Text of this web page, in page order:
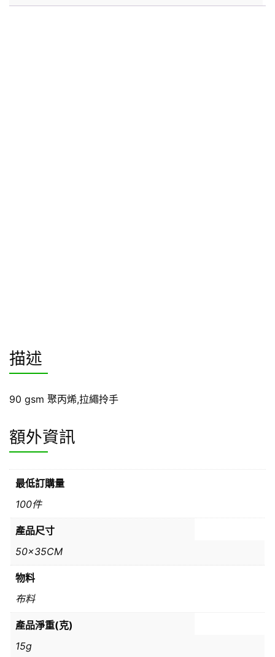
描述
90 gsm 聚丙烯,拉繩拎手
額外資訊
最低訂購量
100件
產品尺寸
50x35CM
物料
布料
產品淨重(克)
15g